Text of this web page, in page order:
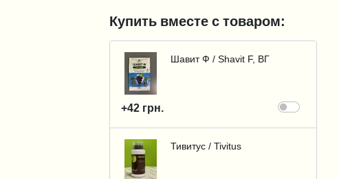
Купить вместе с товаром:
Шавит Ф / Shavit F, ВГ
+42 грн.
Тивитус / Tivitus